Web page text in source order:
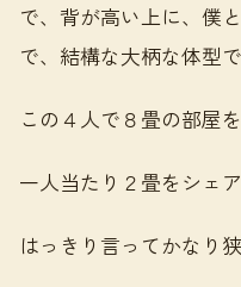
で、背が高い上に、僕
で、結構な大柄な体型で
この４人で８畳の部屋
一人当たり２畳をシェ
はっきり言ってかなり狭